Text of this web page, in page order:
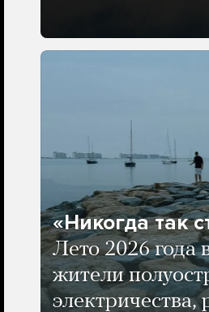
«Никогда так
Лето 2026 года
жители
электричества,